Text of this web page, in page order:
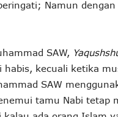
Namun
SAW,
kecuali ketika
SAW
tamu Nabi tetap